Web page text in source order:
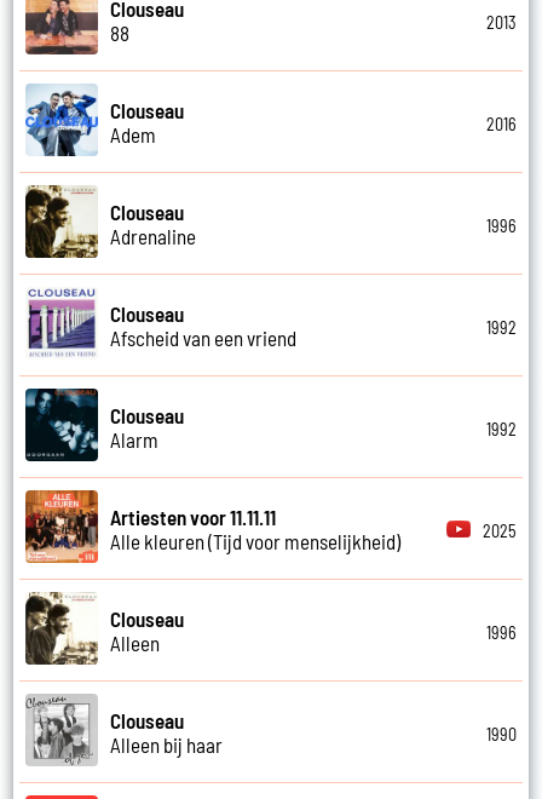
Clouseau
88
2013
Clouseau
Adem
2016
Clouseau
Adrenaline
1996
Clouseau
Afscheid van een vriend
1992
Clouseau
Alarm
1992
Artiesten voor 11.11.11
Alle kleuren (Tijd voor menselijkheid)
2025
Clouseau
Alleen
1996
Clouseau
Alleen bij haar
1990